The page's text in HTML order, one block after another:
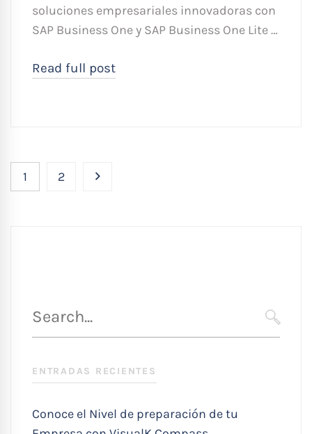
soluciones empresariales innovadoras con
SAP Business One y SAP Business One Lite …
Read full post
1 2
para
ENTRADAS RECIENTES
Conoce el Nivel de preparación de tu